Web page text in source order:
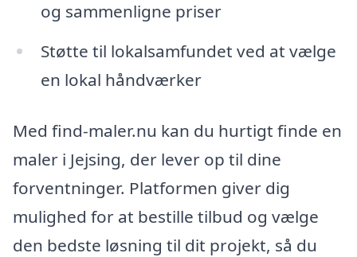
og sammenligne priser
Støtte til lokalsamfundet ved at vælge
en lokal håndværker
Med find-maler.nu kan du hurtigt finde en
maler i Jejsing, der lever op til dine
forventninger. Platformen giver dig
mulighed for at bestille tilbud og vælge
den bedste løsning til dit projekt, så du